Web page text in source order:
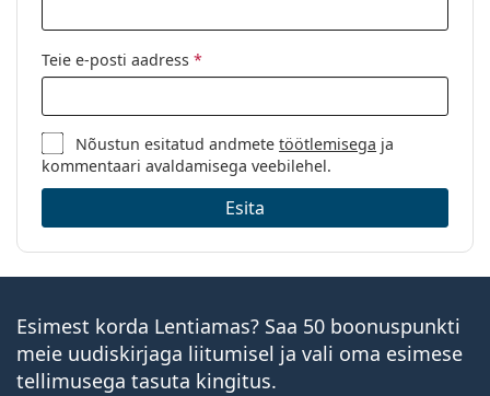
Teie e-posti aadress *
Nõustun esitatud andmetetöötlemisega ja
kommentaari avaldamisega veebilehel.
Esita
Esimest korda Lentiamas? Saa 50 boonuspunkti
meie uudiskirjaga liitumisel ja vali oma esimese
tellimusega tasuta kingitus.